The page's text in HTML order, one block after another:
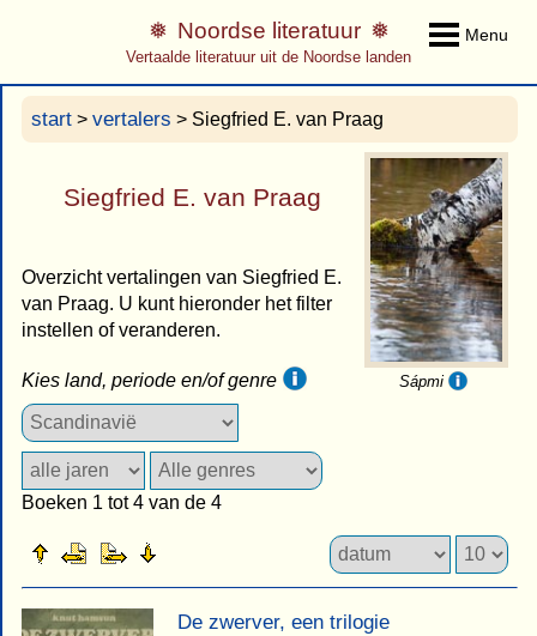
Menu
Noordse literatuur
Vertaalde literatuur uit de Noordse landen
start > vertalers > Siegfried E. van Praag
Sápmi
Siegfried E. van Praag
Overzicht vertalingen van Siegfried E.
van Praag. U kunt hieronder het filter
instellen of veranderen.
Kies land, periode en/of genre
Boeken 1 tot 4 van de 4
De zwerver, een trilogie